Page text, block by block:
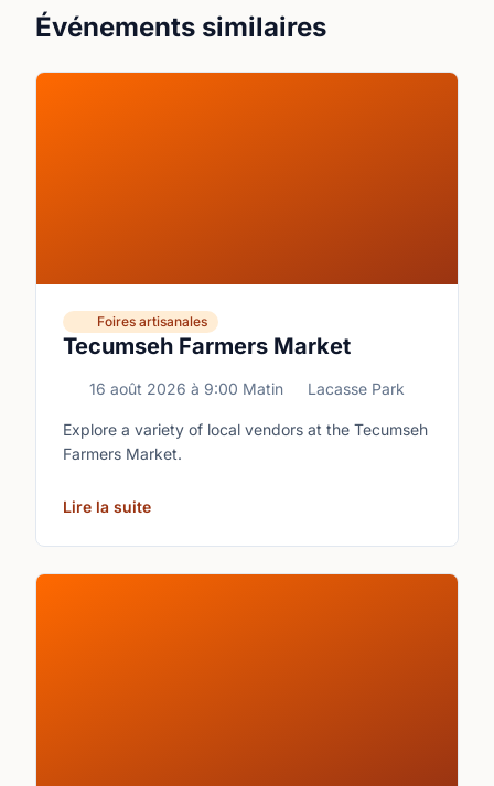
Événements similaires
Tecumseh Farmers Market
Foires artisanales
16 août 2026 à 9:00 Matin Lacasse Park
Explore a variety of local vendors at the Tecumseh
Farmers Market.
Lire la suite